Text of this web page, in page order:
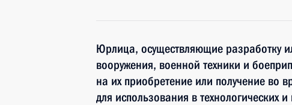
Юрлица, осуществляющие разработку
вооружения, военной техники и
на их приобретение или получение во
для использования в технологических и